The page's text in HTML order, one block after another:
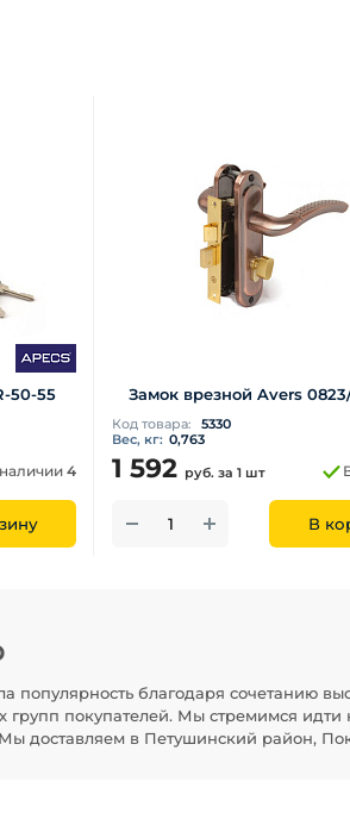
50-55
4
Замок врезной Avers
Код товара:
5330
Вес, кг: 0,763
1 592 руб. за 1 шт
В
благодаря сочетанию
групп покупателей. Мы стремимся
доставляем в Петушинский район,